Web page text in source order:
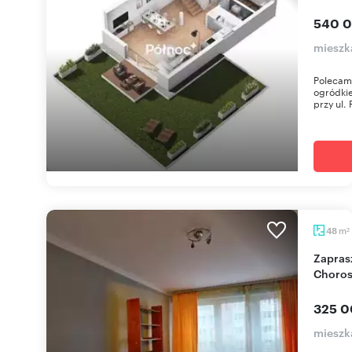
540
przy ul.
48 m2
Zapraszam do obejrzenia 48 m² mieszkania w
325